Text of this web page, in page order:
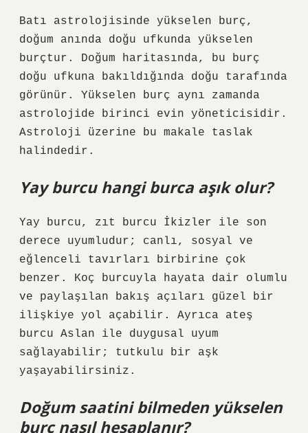
Batı astrolojisinde yükselen burç,
doğum anında doğu ufkunda yükselen
burçtur. Doğum haritasında, bu burç
doğu ufkuna bakıldığında doğu tarafında
görünür. Yükselen burç aynı zamanda
astrolojide birinci evin yöneticisidir.
Astroloji üzerine bu makale taslak
halindedir.
Yay burcu hangi burca aşık olur?
Yay burcu, zıt burcu İkizler ile son
derece uyumludur; canlı, sosyal ve
eğlenceli tavırları birbirine çok
benzer. Koç burcuyla hayata dair olumlu
ve paylaşılan bakış açıları güzel bir
ilişkiye yol açabilir. Ayrıca ateş
burcu Aslan ile duygusal uyum
sağlayabilir; tutkulu bir aşk
yaşayabilirsiniz.
Doğum saatini bilmeden yükselen
burç nasıl hesaplanır?